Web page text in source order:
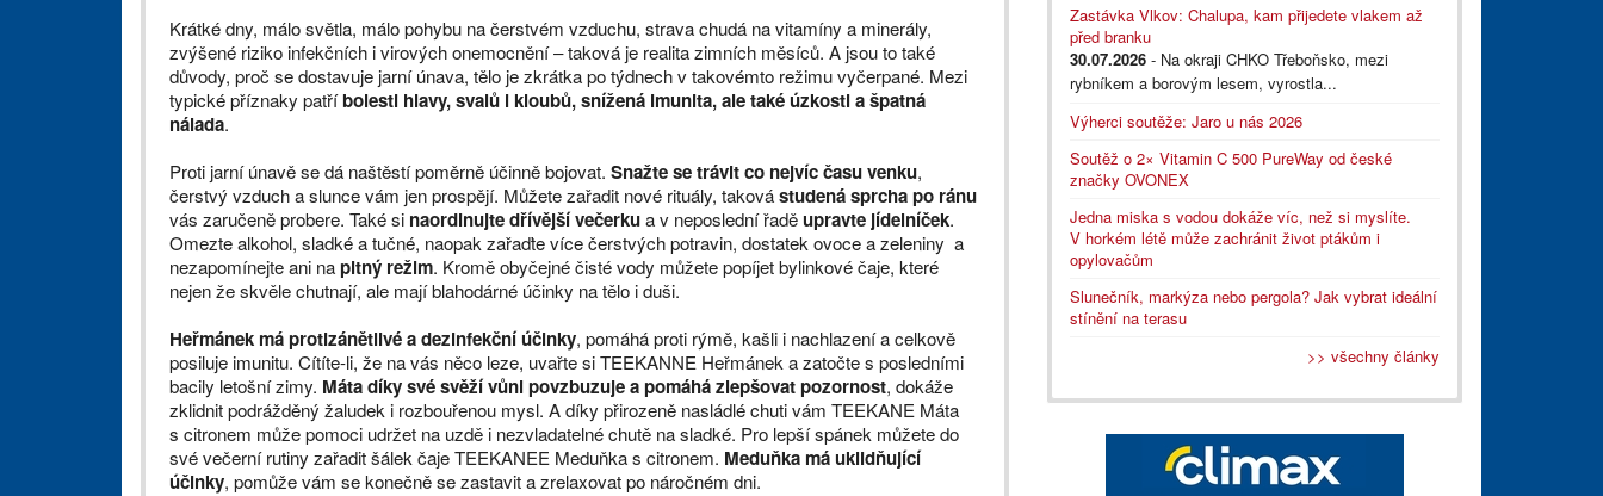
Krátké dny, málo světla, málo pohybu na čerstvém vzduchu, strava chudá na vitamíny a minerály,
zvýšené riziko infekčních i virových onemocnění – taková je realita zimních měsíců. A jsou to také
důvody, proč se dostavuje jarní únava, tělo je zkrátka po týdnech v takovémto režimu vyčerpané. Mezi
typické příznaky patříbolesti hlavy, svalů i kloubů, snížená imunita, ale také úzkosti a špatná
nálada.
Proti jarní únavě se dá naštěstí poměrně účinně bojovat. Snažte se trávit co nejvíc času venku,
čerstvý vzduch a slunce vám jen prospějí. Můžete zařadit nové rituály, takovástudená sprcha po ránu
vás zaručeně probere. Také si naordinujte dřívější večerkua v neposlední řaděupravte jídelníček.
Omezte alkohol, sladké a tučné, naopak zařaďte více čerstvých potravin, dostatek ovoce a zeleniny a
nezapomínejte ani napitný režim. Kromě obyčejné čisté vody můžete popíjet bylinkové čaje, které
nejen že skvěle chutnají, ale mají blahodárné účinky na tělo i duši.
Heřmánek má protizánětlivé a dezinfekční účinky, pomáhá proti rýmě, kašli i nachlazení a celkově
posiluje imunitu. Cítíte-li, že na vás něco leze, uvařte si TEEKANNE Heřmánek a zatočte s posledními
bacily letošní zimy. Máta díky své svěží vůni povzbuzuje a pomáhá zlepšovat pozornost, dokáže
zklidnit podrážděný žaludek i rozbouřenou mysl. A díky přirozeně nasládlé chuti vám TEEKANE Máta
s citronem může pomoci udržet na uzdě i nezvladatelné chutě na sladké. Pro lepší spánek můžete do
své večerní rutiny zařadit šálek čaje TEEKANEE Meduňka s citronem. Meduňka má uklidňující
účinky, pomůže vám se konečně se zastavit a zrelaxovat po náročném dni.
Zastávka Vlkov: Chalupa, kam přijedete vlakem až
před branku
30.07.2026 - Na okraji CHKO Třeboňsko, mezi
rybníkem a borovým lesem, vyrostla...
Výherci soutěže: Jaro u nás 2026
Soutěž o 2× Vitamin C 500 PureWay od české
značky OVONEX
Jedna miska s vodou dokáže víc, než si myslíte.
V horkém létě může zachránit život ptákům i
opylovačům
Slunečník, markýza nebo pergola? Jak vybrat ideální
stínění na terasu
>> všechny články